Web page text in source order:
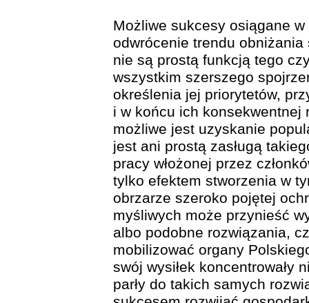
Możliwe sukcesy osiągane
odwrócenie trendu
nie są prostą funkcją tego
wszystkim szerszego
określenia jej priorytetów,
i w końcu ich konsekwentnej
możliwe jest uzyskanie
jest ani prostą zasługą
pracy włożonej przez
tylko efektem stworzenia w
obrzarze szeroko pojętej
myśliwych może przynieść
albo podobne rozwiązania,
mobilizować organy
swój wysiłek koncentrowały
parły do takich samych